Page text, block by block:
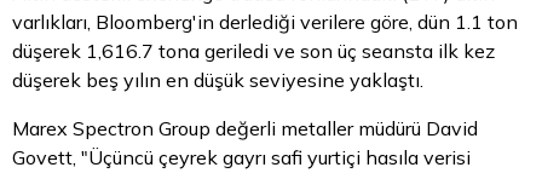
varlıkları, Bloomberg'in derlediği verilere göre, dün 1.1 ton
düşerek 1,616.7 tona geriledi ve son üç seansta ilk kez
düşerek beş yılın en düşük seviyesine yaklaştı.
Marex Spectron Group değerli metaller müdürü David
Govett, "Üçüncü çeyrek gayrı safi yurtiçi hasıla verisi